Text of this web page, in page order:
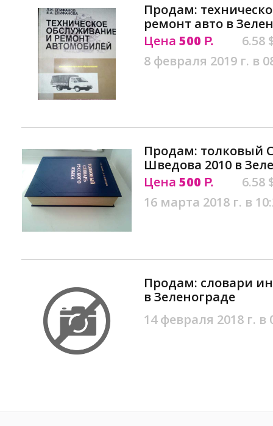
Продам:
ремонт авто в
Цена 500 Р.
6.58
8 февраля 2019 г. в
Продам: толковый
Шведова 2010 в
Цена 500 Р.
6.58
16 марта 2018 г. в
Продам: словари
в Зеленограде
14 февраля 2018 г. в